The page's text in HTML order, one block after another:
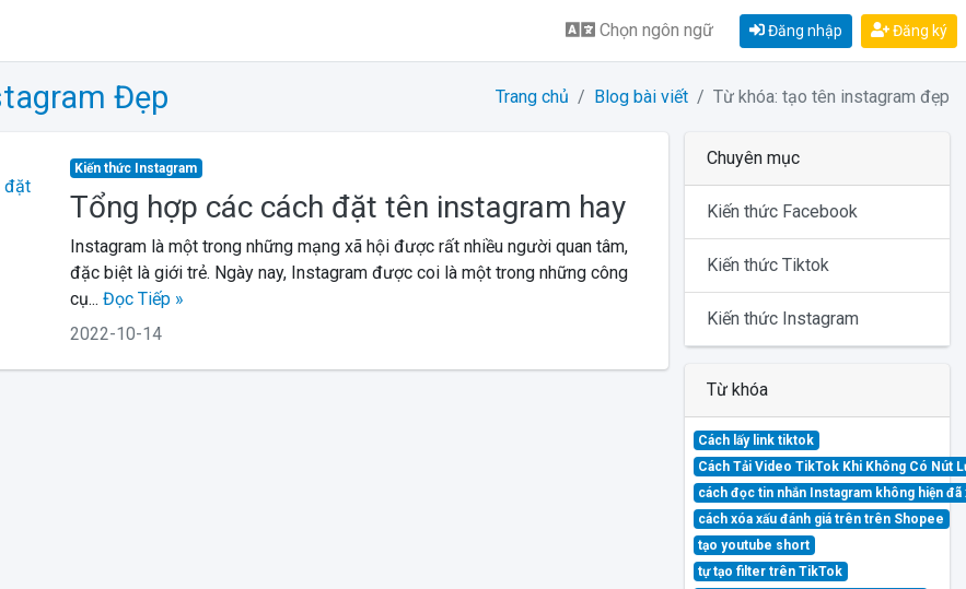
Chọn ngôn ngữ Đăng nhập Đăng ký
Đẹp Trang chủ Blog bài viết Từ khóa: tạo tên instagram đẹp
Kiến thức Instagram
Tổng hợp các cách đặt tên instagram hay
Instagram là một trong những mạng xã hội được rất nhiều người quan tâm,
đặc biệt là giới trẻ. Ngày nay, Instagram được coi là một trong những công
cụ... Đọc Tiếp »
2022-10-14
Chuyên mục
Kiến thức Facebook
Kiến thức Tiktok
Kiến thức Instagram
Từ khóa
Cách lấy link tiktok
Cách Tải Video TikTok Khi Không Có Nút
cách đọc tin nhắn Instagram không hiện đã
cách xóa xấu đánh giá trên trên Shopee
tạo youtube short
tự tạo filter trên TikTok